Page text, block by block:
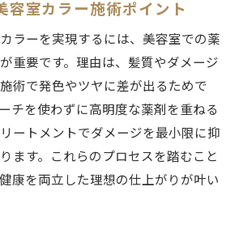
容室カラー施術ポイント
ラーを実現するには、美容室での薬
重要です。理由は、髪質やダメージ
術で発色やツヤに差が出るためで
チを使わずに高明度な薬剤を重ねる
ートメントでダメージを最小限に抑
ます。これらのプロセスを踏むこと
康を両立した理想の仕上がりが叶い